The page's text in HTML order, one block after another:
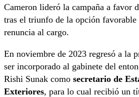
Cameron lideró la campaña a favor
tras el triunfo de la opción
renuncia al cargo.
En noviembre de 2023 regresó a la
ser incorporado al gabinete del
Rishi Sunak como secretario de
Exteriores, para lo cual recibió un